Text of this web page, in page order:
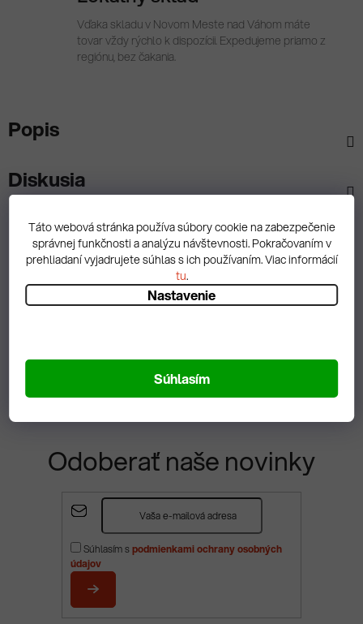
Táto webová stránka používa súbory cookie na zabezpečenie
správnej funkčnosti a analýzu návštevnosti. Pokračovaním v
prehliadaní vyjadrujete súhlas s ich používaním. Viac informácií
tu.
Nastavenie
Súhlasím
Vďaka skladu v Novom Meste nad Váhom máte
tovar vždy rýchlo k dispozícii. Expedujeme priamo z
regiónu, bez čakania.
Popis
Diskusia
Spätná väzba
Odoberať naše novinky
Súhlasím spodmienkami ochrany osobných
údajov
PRIHLÁSIŤ